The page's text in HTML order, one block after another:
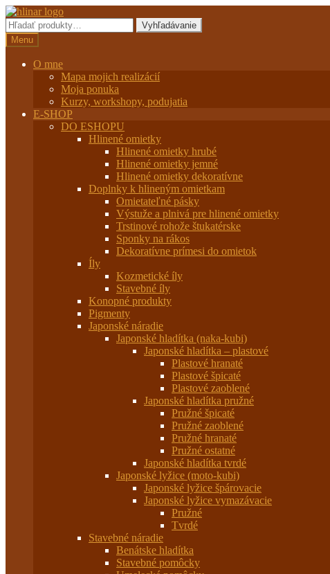
Preskočiť
na
navigáciu
Preskočiť
na
obsah
Hľadať:
Vyhľadávanie
Menu
O mne
Mapa mojich realizácií
Moja ponuka
Kurzy, workshopy, podujatia
E-SHOP
DO ESHOPU
Hlinené omietky
Hlinené omietky hrubé
Hlinené omietky jemné
Hlinené omietky dekoratívne
Doplnky k hlineným omietkam
Omietateľné pásky
Výstuže a plnivá pre hlinené omietky
Trstinové rohože štukatérske
Sponky na rákos
Dekoratívne prímesi do omietok
Íly
Kozmetické íly
Stavebné íly
Konopné produkty
Pigmenty
Japonské náradie
Japonské hladítka (naka-kubi)
Japonské hladítka – plastové
Plastové hranaté
Plastové špicaté
Plastové zaoblené
Japonské hladítka pružné
Pružné špicaté
Pružné zaoblené
Pružné hranaté
Pružné ostatné
Japonské hladítka tvrdé
Japonské lyžice (moto-kubi)
Japonské lyžice špárovacie
Japonské lyžice vymazávacie
Pružné
Tvrdé
Stavebné náradie
Benátske hladítka
Stavebné pomôcky